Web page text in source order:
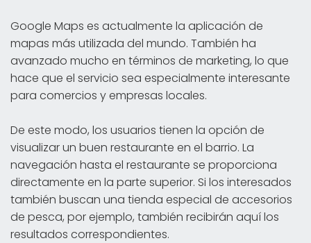
Google Maps es actualmente la aplicación de
mapas más utilizada del mundo. También ha
avanzado mucho en términos de marketing, lo que
hace que el servicio sea especialmente interesante
para comercios y empresas locales.
De este modo, los usuarios tienen la opción de
visualizar un buen restaurante en el barrio. La
navegación hasta el restaurante se proporciona
directamente en la parte superior. Si los interesados
también buscan una tienda especial de accesorios
de pesca, por ejemplo, también recibirán aquí los
resultados correspondientes.